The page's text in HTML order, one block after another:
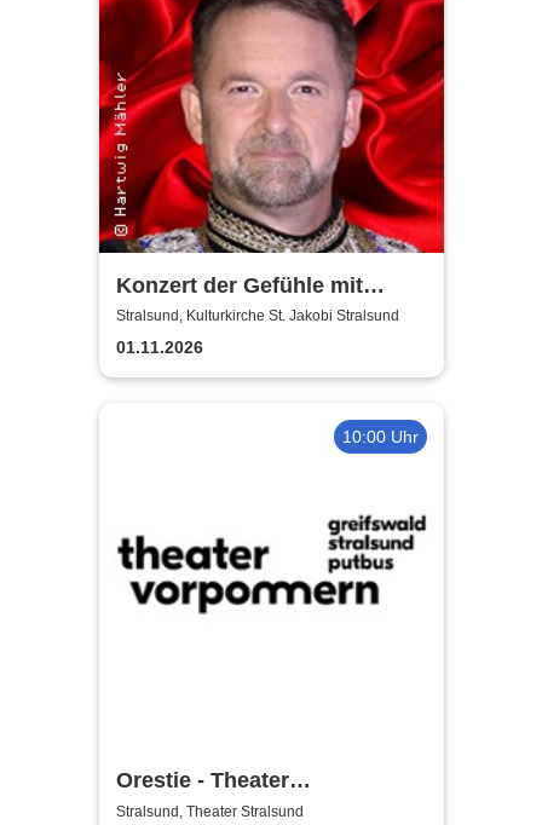
Konzert der Gefühle mit
Ronny Weiland
Stralsund, Kulturkirche St. Jakobi Stralsund
01.11.2026
10:00 Uhr
Orestie - Theater
Vorpommern
Stralsund, Theater Stralsund